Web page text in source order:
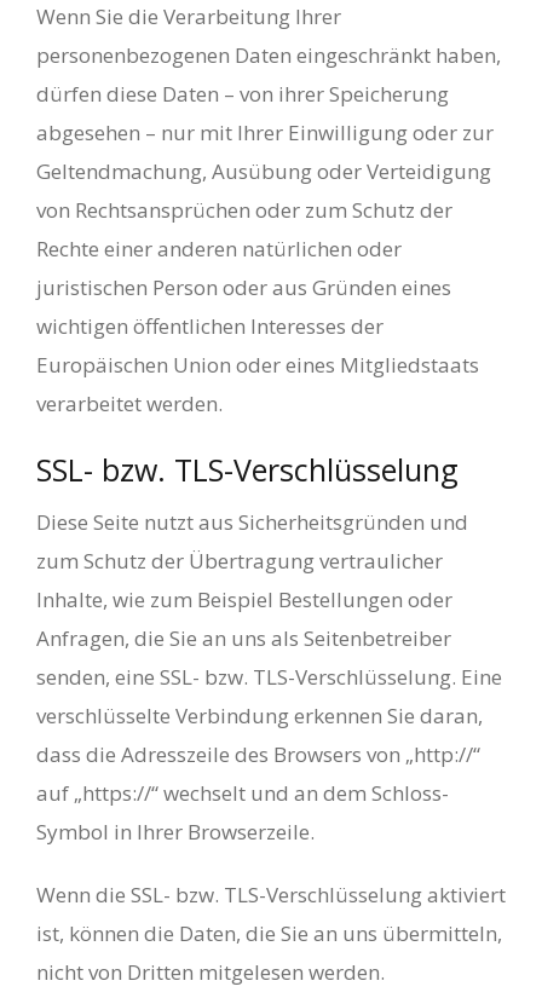
Wenn Sie die Verarbeitung Ihrer
personenbezogenen Daten eingeschränkt haben,
dürfen diese Daten – von ihrer Speicherung
abgesehen – nur mit Ihrer Einwilligung oder zur
Geltendmachung, Ausübung oder Verteidigung
von Rechtsansprüchen oder zum Schutz der
Rechte einer anderen natürlichen oder
juristischen Person oder aus Gründen eines
wichtigen öffentlichen Interesses der
Europäischen Union oder eines Mitgliedstaats
verarbeitet werden.
SSL- bzw. TLS-Verschlüsselung
Diese Seite nutzt aus Sicherheitsgründen und
zum Schutz der Übertragung vertraulicher
Inhalte, wie zum Beispiel Bestellungen oder
Anfragen, die Sie an uns als Seitenbetreiber
senden, eine SSL- bzw. TLS-Verschlüsselung. Eine
verschlüsselte Verbindung erkennen Sie daran,
dass die Adresszeile des Browsers von „http://“
auf „https://“ wechselt und an dem Schloss-
Symbol in Ihrer Browserzeile.
Wenn die SSL- bzw. TLS-Verschlüsselung aktiviert
ist, können die Daten, die Sie an uns übermitteln,
nicht von Dritten mitgelesen werden.